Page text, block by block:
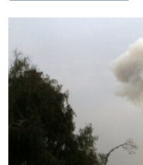
ЭКСПЕРТТЕР ТАЛДАЙТ
ДАНИСТЕ
ЭЖЕ-СИҢДИЛЕР
АЗАТТЫК+
ЫҢГАЙСЫЗ СУРООЛОР
ӨЗГӨЧӨ ПИКИР
ОНЛАЙН ШЕРИНЕ